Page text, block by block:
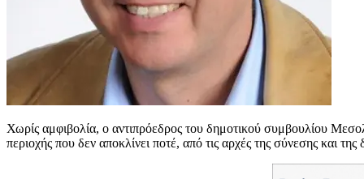
Χωρίς αμφιβολία, ο αντιπρόεδρος του δημοτικού συμβουλίου
περιοχής που δεν αποκλίνει ποτέ, από τις αρχές της σύνεσης και